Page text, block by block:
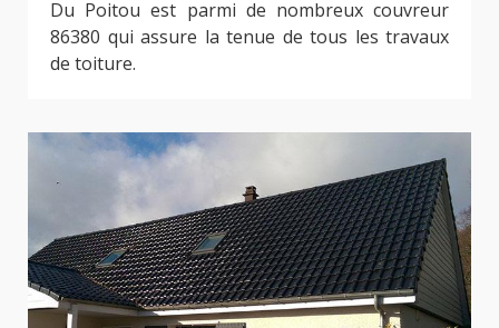
Du Poitou est parmi de nombreux couvreur
86380 qui assure la tenue de tous les travaux
de toiture.